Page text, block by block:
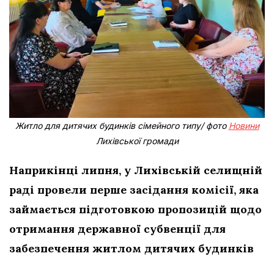
Житло для дитячих будинків сімейного типу/ фото Новини
Лихівської громади
Наприкінці липня, у Лихівській селищній
раді провели перше засідання комісії, яка
займається підготовкою пропозицій щодо
отримання державної субвенції для
забезпечення житлом дитячих будинків